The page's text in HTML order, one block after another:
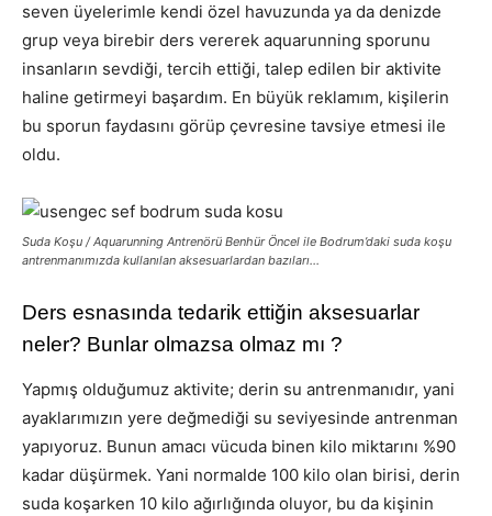
seven üyelerimle kendi özel havuzunda ya da denizde
grup veya birebir ders vererek aquarunning sporunu
insanların sevdiği, tercih ettiği, talep edilen bir aktivite
haline getirmeyi başardım. En büyük reklamım, kişilerin
bu sporun faydasını görüp çevresine tavsiye etmesi ile
oldu.
Suda Koşu / Aquarunning Antrenörü Benhür Öncel ile Bodrum’daki suda koşu
antrenmanımızda kullanılan aksesuarlardan bazıları…
Ders esnasında tedarik ettiğin aksesuarlar
neler? Bunlar olmazsa olmaz mı ?
Yapmış olduğumuz aktivite; derin su antrenmanıdır, yani
ayaklarımızın yere değmediği su seviyesinde antrenman
yapıyoruz. Bunun amacı vücuda binen kilo miktarını %90
kadar düşürmek. Yani normalde 100 kilo olan birisi, derin
suda koşarken 10 kilo ağırlığında oluyor, bu da kişinin